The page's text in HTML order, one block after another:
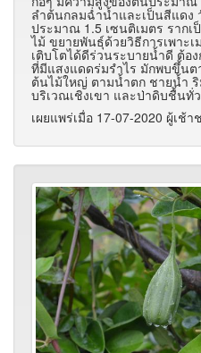
ลำต้นกลมฉ่ำน้ำและเป็นสีแดง
ประมาณ 1.5 เซนติเมตร ราก
ไม้ ขยายพันธุ์ด้วยวิธีการเพาะ
เติบโตได้ดีร่วนระบายน้ำดี ต้อ
ที่มีแสงแดดร่มรำไร มักพบขึ้น
ต้นไม้ใหญ่ ตามน้ำตก ชายน้ำ
บริเวณเชิงเขา และป่าดิบชื้นทั่
เผยแพร่เมื่อ 17-07-2020 ผู้เช้า